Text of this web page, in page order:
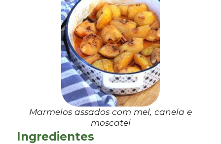
Marmelos assados com mel, canela e
moscatel
Ingredientes